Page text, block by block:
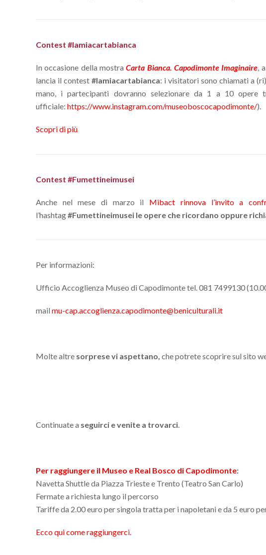
Contest #lamiacartabianca
In occasione della mostraCarta Bianca. Capodimonte Imaginaire ,
lancia il contest #lamiacartabianca: i visitatori sono chiamati a
mano, i partecipanti dovranno selezionare da 1 a 10
ufficiale: https://www.instagram.com/museoboscocapodimonte/).
Scopri di più
Contest #Fumettineimusei
Anche nel mese di marzo il Mibact rinnova l’invito a
l’hashtag#Fumettineimusei le opere che ricordano oppure
Per informazioni:
Ufficio Accoglienza Museo di Capodimonte tel. 081 7499130
mail mu-cap.accoglienza.capodimonte@beniculturali.it
Molte altre sorprese vi aspettano, che potrete scoprire sul sito
Continuate a seguirci e venite a trovarci.
Per raggiungere il Museo e Real Bosco di Capodimonte:
Navetta Shuttle da Piazza Trieste e Trento (Teatro San Carlo)
Fermate a richiesta lungo il percorso
Tariffe da 2.00 euro per singola tratta per i napoletani e da 5 euro
Ecco qui come raggiungerci.